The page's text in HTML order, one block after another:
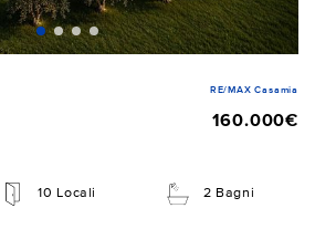
RE/MAX Casamia
160.000€
10 Locali 2 Bagni